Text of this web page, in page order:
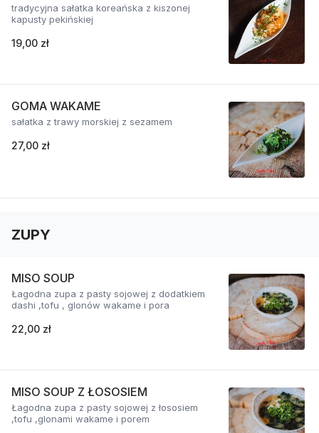
tradycyjna sałatka koreańska z kiszonej
kapusty pekińskiej
19,00 zł
GOMA WAKAME
sałatka z trawy morskiej z sezamem
27,00 zł
ZUPY
MISO SOUP
Łagodna zupa z pasty sojowej z dodatkiem
dashi ,tofu , glonów wakame i pora
22,00 zł
MISO SOUP Z ŁOSOSIEM
Łagodna zupa z pasty sojowej z łososiem
,tofu ,glonami wakame i porem